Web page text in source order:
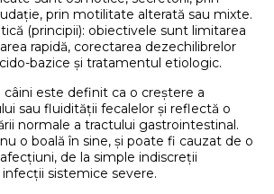
prin motilitate alterată sau mixte.
(principii): obiectivele sunt limitarea
rapidă, corectarea dezechilibrelor
bazice și tratamentul etiologic.
câini este definit ca o creștere a
sau fluidității fecalelor și reflectă o
normale a tractului gastrointestinal.
o boală în sine, și poate fi cauzat de o
de la simple indiscreții
sistemice severe.